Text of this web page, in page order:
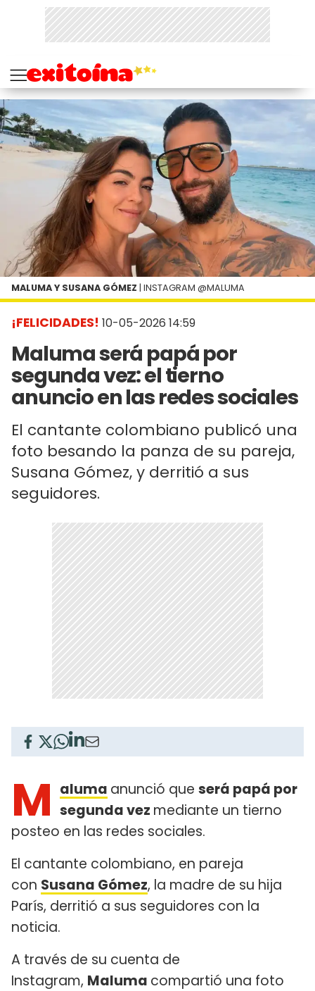
¡FELICIDADES! 10-05-2026 14:59
Maluma será papá por
segunda vez: el tierno
anuncio en las redes sociales
El cantante colombiano publicó una
foto besando la panza de su pareja,
Susana Gómez, y derritió a sus
seguidores.
MALUMA Y SUSANA GÓMEZ | INSTAGRAM @MALUMA
M aluma anunció que será papá por
segunda vez mediante un tierno
posteo en las redes sociales.
El cantante colombiano, en pareja
con Susana Gómez, la madre de su hija
París, derritió a sus seguidores con la
noticia.
A través de su cuenta de
Instagram, Maluma compartió una foto